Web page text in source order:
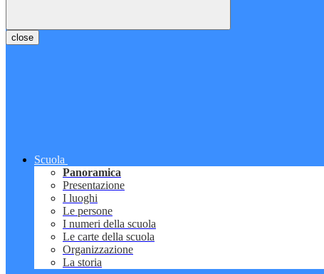
close
Scuola
Panoramica
Presentazione
I luoghi
Le persone
I numeri della scuola
Le carte della scuola
Organizzazione
La storia